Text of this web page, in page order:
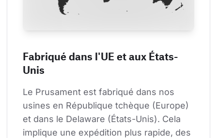
Fabriqué dans l'UE et aux États-
Unis
Le Prusament est fabriqué dans nos
usines en République tchèque (Europe)
et dans le Delaware (États-Unis). Cela
implique une expédition plus rapide, des